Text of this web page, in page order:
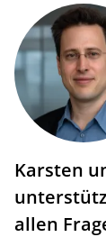
Karsten
allen